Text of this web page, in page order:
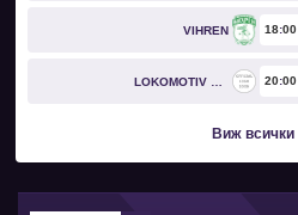
VIHREN 18 00
20 00
Виж всички